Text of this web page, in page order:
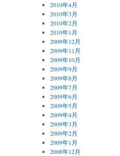
2010年4月
2010年3月
2010年2月
2010年1月
2009年12月
2009年11月
2009年10月
2009年9月
2009年8月
2009年7月
2009年6月
2009年5月
2009年4月
2009年3月
2009年2月
2009年1月
2008年12月